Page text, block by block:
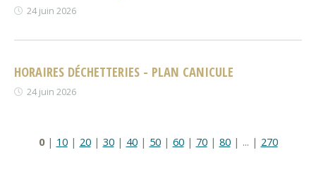
24 juin 2026
HORAIRES DÉCHETTERIES - PLAN CANICULE
24 juin 2026
0| 10| 20| 30| 40| 50| 60| 70| 80| ... | 270